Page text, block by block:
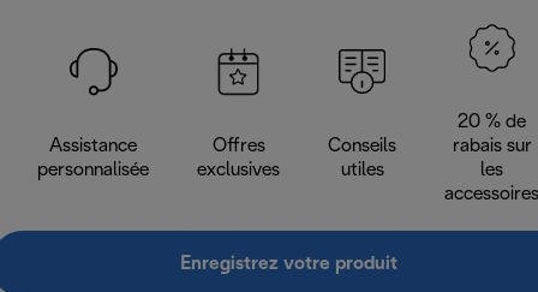
Assistance
personnalisée
Offres
exclusives
Conseils
utiles
20 % de
rabais sur
les
accessoires
Enregistrez votre produit